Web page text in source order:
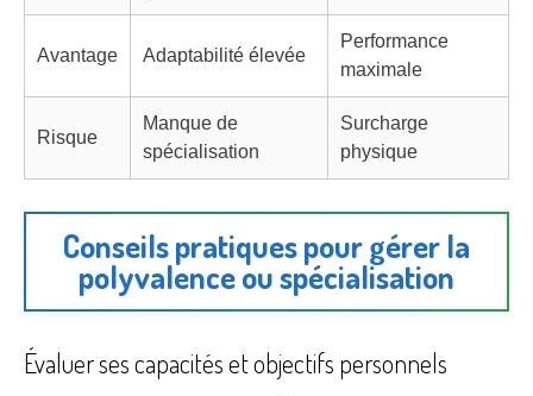
Avantage Adaptabilité élevée
Performance
maximale
Risque
Manque de
spécialisation
Surcharge
physique
Conseils pratiques pour gérer la
polyvalence ou spécialisation
Évaluer ses capacités et objectifs personnels